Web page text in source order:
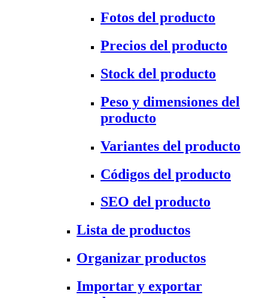
Fotos del producto
Precios del producto
Stock del producto
Peso y dimensiones del
producto
Variantes del producto
Códigos del producto
SEO del producto
Lista de productos
Organizar productos
Importar y exportar